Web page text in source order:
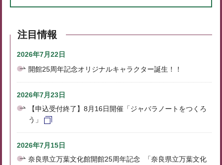
注目情報
2026年7月22日
開館25周年記念オリジナルキャラクター誕生！！
2026年7月23日
【申込受付終了】8月16日開催「ジャバラノートをつくろ
う」
2026年7月15日
奈良県立万葉文化館開館25周年記念 「奈良県立万葉文化